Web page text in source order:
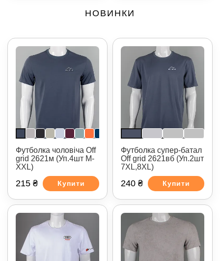
НОВИНКИ
Футболка чоловіча Off
grid 2621м (Уп.4шт M-
XXL)
215 ₴ Купити
Футболка супер-батал
Off grid 2621вб (Уп.2шт
7XL,8XL)
240 ₴ Купити